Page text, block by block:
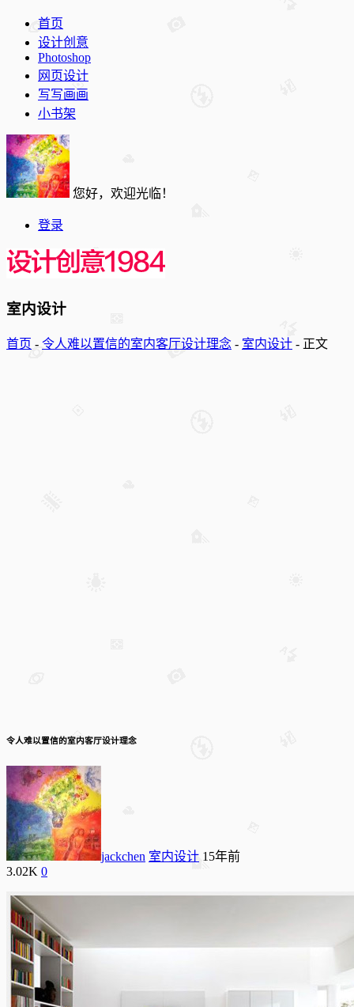
首页
设计创意
Photoshop
网页设计
写写画画
小书架
您好，欢迎光临！
登录
室内设计
首页 - 令人难以置信的室内客厅设计理念 - 室内设计 - 正文
令人难以置信的室内客厅设计理念
jackchen 室内设计 15年前
3.02K 0